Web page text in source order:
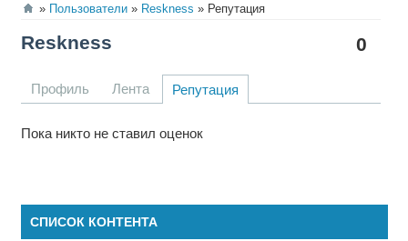
Пользователи Reskness Репутация
0
Reskness
Профиль Лента Репутация
Пока никто не ставил оценок
СПИСОК КОНТЕНТА